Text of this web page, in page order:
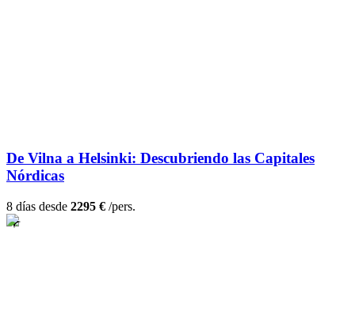
De Vilna a Helsinki: Descubriendo las Capitales
Nórdicas
8 días desde 2295 € /pers.